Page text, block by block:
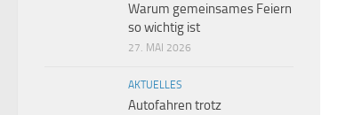
Warum gemeinsames Feiern
so wichtig ist
27. MAI 2026
AKTUELLES
Autofahren trotz